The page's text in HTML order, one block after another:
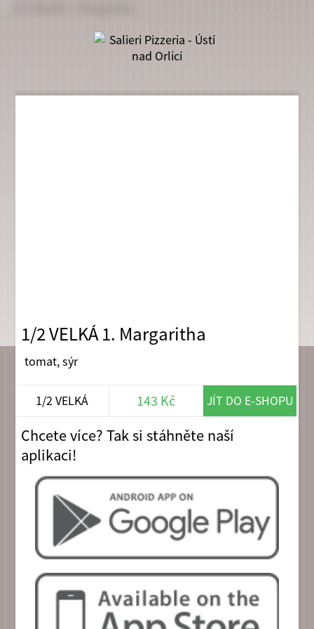
1/2 VELKÁ 1. Margaritha
tomat, sýr
1/2 VELKÁ 143 Kč JÍT DO E-SHOPU
Chcete více? Tak si stáhněte naší
aplikaci!